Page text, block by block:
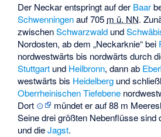
Der Neckar entspringt auf der Baar
Schwenningenauf705 m ü. NN.
zwischenSchwarzwald und
Nordosten, ab dem „Neckarknie“ bei
nordwestwärts bis nordwärts durch
Stuttgart und Heilbronn, dann ab
westwärts bis Heidelberg und
Oberrheinischen Tiefebene
Dort ⊙
mündet er auf 88 m
Seine drei größten Nebenflüsse sind
und dieJagst.